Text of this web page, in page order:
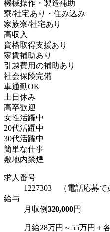
機械操作・製造補助
寮/社宅あり・住み込み
家族寮/社宅あり
高収入
資格取得支援あり
家賃補助あり
引越費用の補助あり
社会保険完備
車通勤OK
土日休み
高卒歓迎
女性活躍中
20代活躍中
30代活躍中
簡単な仕事
敷地内禁煙
求人番号
1227303 （電話応募で
給与
月収例320,000円
月給28万円～55万円＋